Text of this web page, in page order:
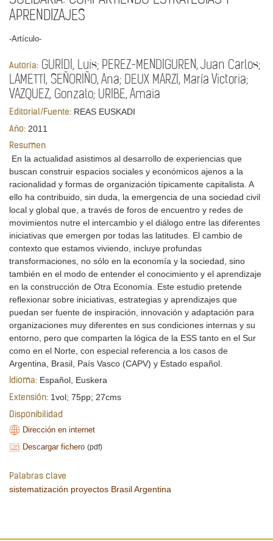
APRENDIZAJES
-Artículo-
Autoría: GURIDI, Luis; PEREZ-MENDIGUREN, Juan Carlos;
LAMETTI, SEÑORIÑO, Ana; DEUX MARZI, María Victoria;
VAZQUEZ, Gonzalo; URIBE, Amaia
Editorial/Fuente: REAS EUSKADI
Año: 2011
Resumen
En la actualidad asistimos al desarrollo de experiencias que
buscan construir espacios sociales y económicos ajenos a la
racionalidad y formas de organización típicamente capitalista. A
ello ha contribuido, sin duda, la emergencia de una sociedad civil
local y global que, a través de foros de encuentro y redes de
movimientos nutre el intercambio y el diálogo entre las diferentes
iniciativas que emergen por todas las latitudes. El cambio de
contexto que estamos viviendo, incluye profundas
transformaciones, no sólo en la economía y la sociedad, sino
también en el modo de entender el conocimiento y el aprendizaje
en la construcción de Otra Economía. Este estudio pretende
reflexionar sobre iniciativas, estrategias y aprendizajes que
puedan ser fuente de inspiración, innovación y adaptación para
organizaciones muy diferentes en sus condiciones internas y su
entorno, pero que comparten la lógica de la ESS tanto en el Sur
como en el Norte, con especial referencia a los casos de
Argentina, Brasil, País Vasco (CAPV) y Estado español.
Idioma: Español, Euskera
Extensión: 1vol; 75pp; 27cms
Disponibilidad
Dirección en internet
Descargar fichero (pdf)
Palabras clave
sistematización proyectos BrasilArgentina